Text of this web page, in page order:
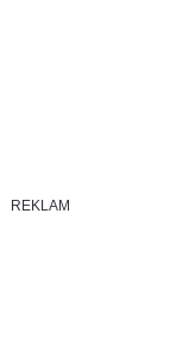
REKLAM